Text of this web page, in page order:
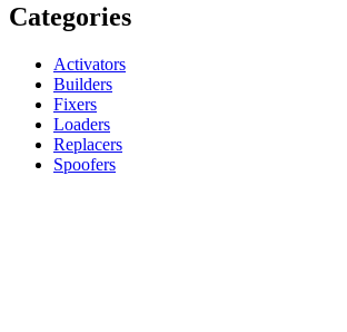
Categories
Activators
Builders
Fixers
Loaders
Replacers
Spoofers